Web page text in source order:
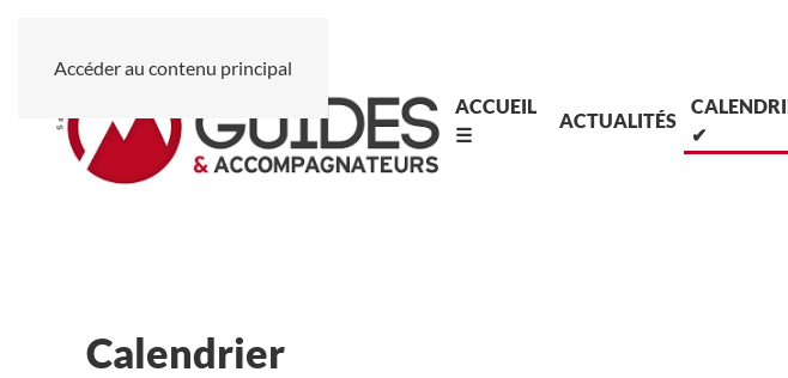
Accéder au contenu principal
ACCUEIL
☰
ACTUALITÉS
✔
Calendrier